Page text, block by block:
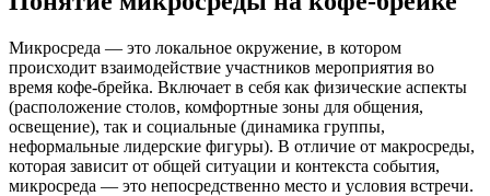
Микросреда — это локальное окружение, в котором
происходит взаимодействие участников мероприятия во
время кофе-брейка. Включает в себя как физические аспекты
(расположение столов, комфортные зоны для общения,
освещение), так и социальные (динамика группы,
неформальные лидерские фигуры). В отличие от макросреды,
которая зависит от общей ситуации и контекста события,
микросреда — это непосредственно место и условия встречи.